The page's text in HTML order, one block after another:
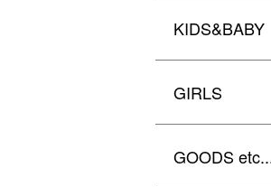
KIDS&BABY
GIRLS
GOODS